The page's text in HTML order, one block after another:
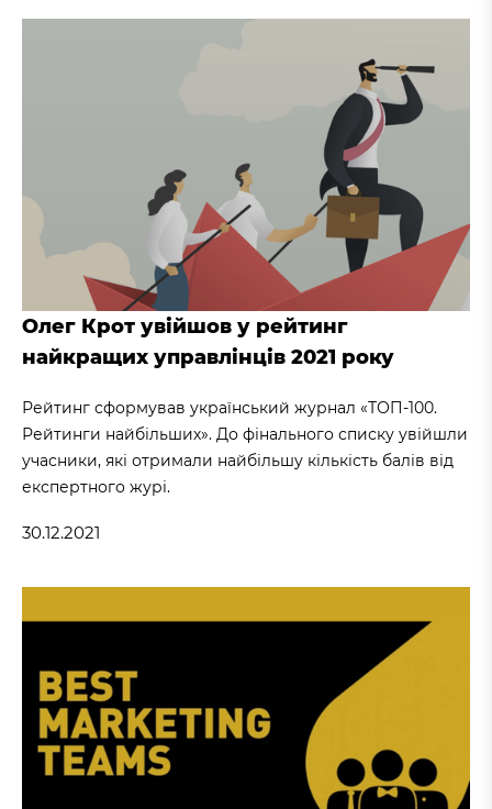
Олег Крот увійшов у рейтинг
найкращих управлінців 2021 року
Рейтинг сформував український журнал «ТОП-100.
Рейтинги найбільших». До фінального списку увійшли
учасники, які отримали найбільшу кількість балів від
експертного журі.
30.12.2021